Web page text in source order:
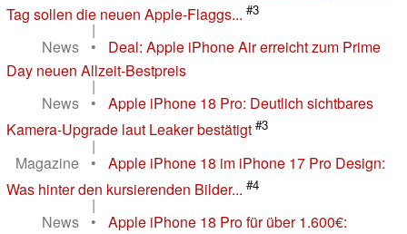
Tag sollen die neuen Apple-Flaggs... #3
|
News
•
Deal: Apple iPhone Air erreicht zum Prime
Day neuen Allzeit-Bestpreis
|
News
•
Apple iPhone 18 Pro: Deutlich sichtbares
Kamera-Upgrade laut Leaker bestätigt #3
|
Magazine
•
Apple iPhone 18 im iPhone 17 Pro Design:
Was hinter den kursierenden Bilder... #4
|
News
•
Apple iPhone 18 Pro für über 1.600€: